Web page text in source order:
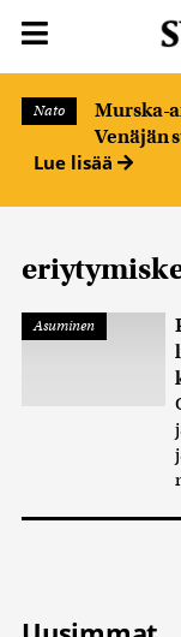
Nato
Murska-
Venäjän
Lue lisää
Asuminen